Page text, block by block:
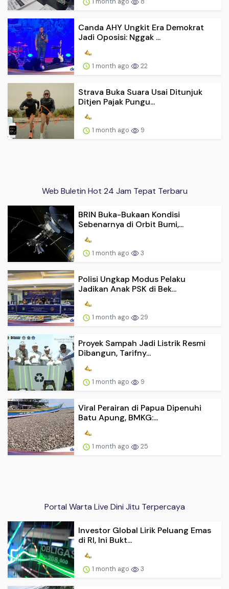
Canda AHY Ungkit Era Demokrat
Jadi Oposisi: Nggak ...
1 month ago 22
Strava Buka Suara Usai Ditunjuk
Ditjen Pajak Pungu...
1 month ago 9
Web Buletin Hot 24 Jam Tepat Terbaru
BRIN Buka-Bukaan Kondisi
Sebenarnya di Orbit Bumi,...
1 month ago 3
Polisi Ungkap Modus Pelaku
Jadikan Anak PSK di Bek...
1 month ago 29
Proyek Sampah Jadi Listrik Resmi
Dibangun, Tarifny...
1 month ago 9
Viral Perairan di Papua Dipenuhi
Batu Apung, BMKG:...
1 month ago 25
Portal Warta Live Dini Jitu Terpercaya
Investor Global Lirik Peluang Emas
di RI, Ini Bukt...
1 month ago 3